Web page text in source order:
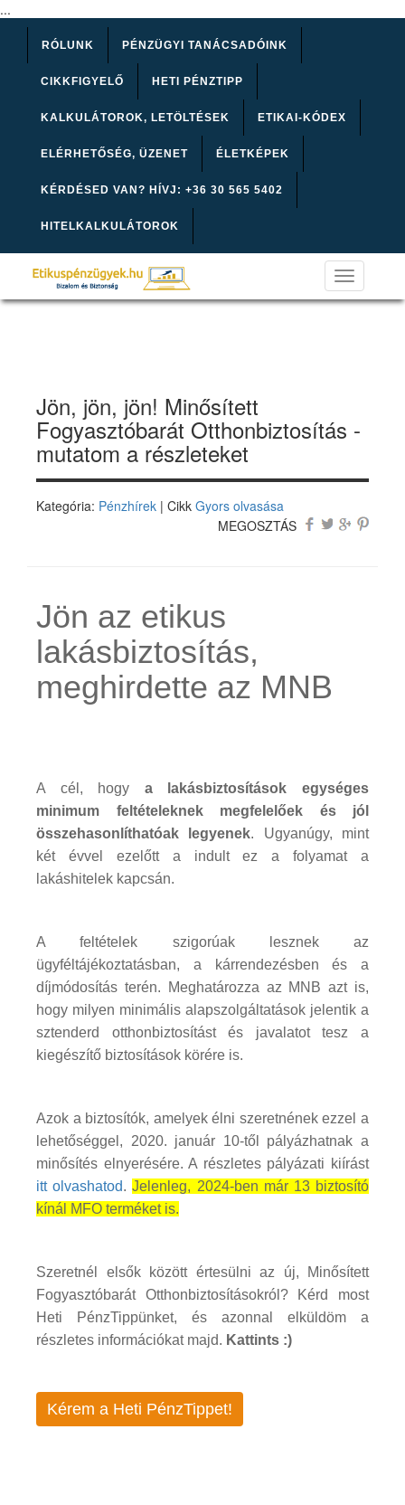
...
RÓLUNK PÉNZÜGYI TANÁCSADÓINK
CIKKFIGYELŐ HETI PÉNZTIPP
KALKULÁTOROK, LETÖLTÉSEK ETIKAI-KÓDEX
ELÉRHETŐSÉG, ÜZENET ÉLETKÉPEK
KÉRDÉSED VAN? HÍVJ: +36 30 565 5402
HITELKALKULÁTOROK
Toggle
navigation
Jön, jön, jön! Minősített
Fogyasztóbarát Otthonbiztosítás -
mutatom a részleteket
Kategória: Pénzhírek | Cikk Gyors olvasása
MEGOSZTÁS
Jön az etikus
lakásbiztosítás,
meghirdette az MNB
A cél, hogy a lakásbiztosítások egységes
minimum feltételeknek megfelelőek és jól
összehasonlíthatóak legyenek. Ugyanúgy, mint
két évvel ezelőtt a indult ez a folyamat a
lakáshitelek kapcsán.
A feltételek szigorúak lesznek az
ügyféltájékoztatásban, a kárrendezésben és a
díjmódosítás terén. Meghatározza az MNB azt is,
hogy milyen minimális alapszolgáltatások jelentik a
sztenderd otthonbiztosítást és javalatot tesz a
kiegészítő biztosítások körére is.
Azok a biztosítók, amelyek élni szeretnének ezzel a
lehetőséggel, 2020. január 10-től pályázhatnak a
minősítés elnyerésére. A részletes pályázati kiírást
itt olvashatod.Jelenleg, 2024-ben már 13 biztosító
kínál MFO terméket is.
Szeretnél elsők között értesülni az új, Minősített
Fogyasztóbarát Otthonbiztosításokról? Kérd most
Heti PénzTippünket, és azonnal elküldöm a
részletes információkat majd. Kattints :)
Kérem a Heti PénzTippet!